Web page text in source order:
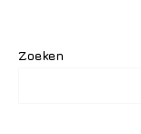
Zoeken